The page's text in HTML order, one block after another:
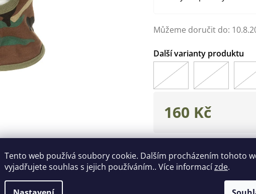
Tento web používá soubory cookie. Dalším procházením tohoto
vyjadřujete souhlas s jejich používáním.. Více informacízde.
Můžeme doručit do:
Doplňkové parametry
160 Kč
cena: